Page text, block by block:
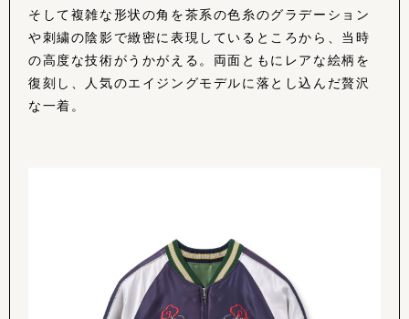
そして複雑な形状の角を茶系の色糸のグラデーション
や刺繍の陰影で緻密に表現しているところから、当時
の高度な技術がうかがえる。両面ともにレアな絵柄を
復刻し、人気のエイジングモデルに落とし込んだ贅沢
な一着。